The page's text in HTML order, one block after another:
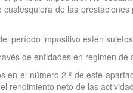
de las
período impositivo estén
de entidades en régimen de
en el número 2.º de este
rendimiento neto de las